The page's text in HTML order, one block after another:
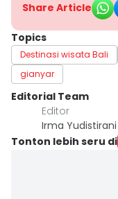
Share Article
Topics
Destinasi wisata Bali
gianyar
Editorial Team
Editor
Irma Yudistirani
Tonton lebih seru di